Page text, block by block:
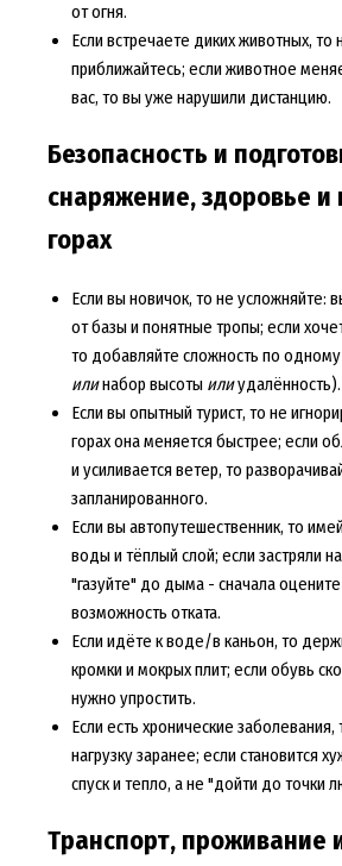
от огня.
Если встречаете диких животных, то
приближайтесь; если животное
вас, то вы уже нарушили дистанцию.
Безопасность и
снаряжение, здоровье и
горах
Если вы новичок, то не усложняйте:
от базы и понятные тропы; если
то добавляйте сложность по
илинабор высоты илиудалённость).
Если вы опытный турист, то не
горах она меняется быстрее; если
и усиливается ветер, то
запланированного.
Если вы автопутешественник, то
воды и тёплый слой; если застряли
"газуйте" до дыма - сначала
возможность отката.
Если идёте к воде/в каньон, то
кромки и мокрых плит; если обувь
нужно упростить.
Если есть хронические заболевания,
нагрузку заранее; если становится
спуск и тепло, а не "дойти до точки
Транспорт, проживание